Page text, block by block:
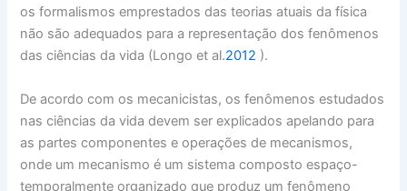
os formalismos emprestados das teorias atuais da física
não são adequados para a representação dos fenômenos
das ciências da vida (Longo et al.2012 ).
De acordo com os mecanicistas, os fenômenos estudados
nas ciências da vida devem ser explicados apelando para
as partes componentes e operações de mecanismos,
onde um mecanismo é um sistema composto espaço-
temporalmente organizado que produz um fenômeno